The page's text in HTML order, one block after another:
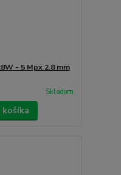
- 5 Mpx 2.8 mm
Skladom